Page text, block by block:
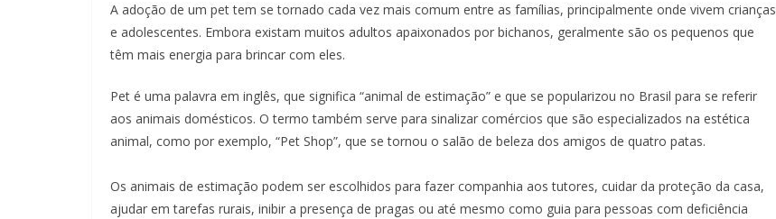
A adoção de um pet tem se tornado cada vez mais comum entre as famílias, principalmente onde vivem crianças
e adolescentes. Embora existam muitos adultos apaixonados por bichanos, geralmente são os pequenos que
têm mais energia para brincar com eles.
Pet é uma palavra em inglês, que significa “animal de estimação” e que se popularizou no Brasil para se referir
aos animais domésticos. O termo também serve para sinalizar comércios que são especializados na estética
animal, como por exemplo, “Pet Shop”, que se tornou o salão de beleza dos amigos de quatro patas.
Os animais de estimação podem ser escolhidos para fazer companhia aos tutores, cuidar da proteção da casa,
ajudar em tarefas rurais, inibir a presença de pragas ou até mesmo como guia para pessoas com deficiência